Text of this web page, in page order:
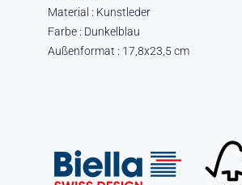
Material : Kunstleder
Farbe : Dunkelblau
Außenformat : 17,8x23,5 cm